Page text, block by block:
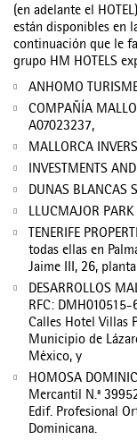
(en adelante el
están disponibles en
continuación que le
grupo HM HOTELS
ANHOMO
COMPAÑÍA
A07023237,
MALLORCA
INVESTMENTS
DUNAS BLANCAS
LLUCMAJOR
TENERIFE
todas ellas en
Jaime III, 26,
DESARROLLOS
RFC:
Calles Hotel Villas
Municipio de
México, y
HOMOSA
Mercantil N.ª
Edif. Profesional
Dominicana.